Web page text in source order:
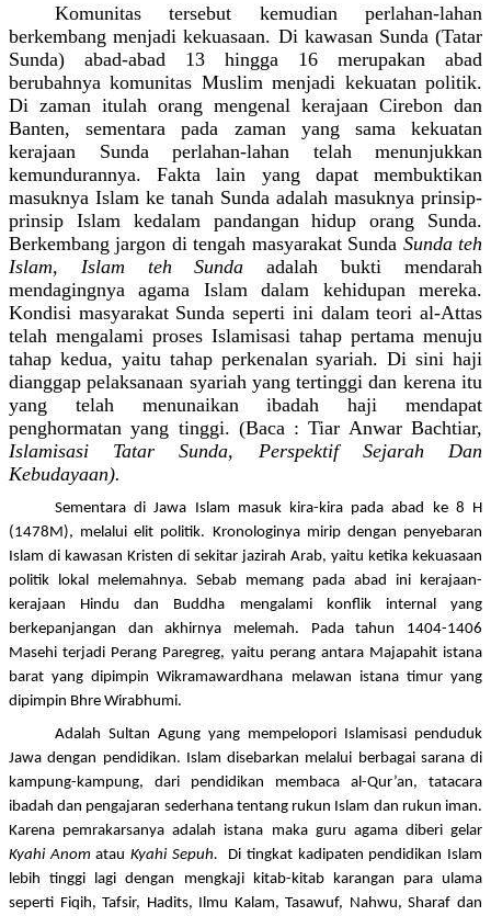
Komunitas tersebut kemudian perlahan-lahan
berkembang menjadi kekuasaan. Di kawasan Sunda (Tatar
Sunda) abad-abad 13 hingga 16 merupakan abad
berubahnya komunitas Muslim menjadi kekuatan politik.
Di zaman itulah orang mengenal kerajaan Cirebon dan
Banten, sementara pada zaman yang sama kekuatan
kerajaan Sunda perlahan-lahan telah menunjukkan
kemundurannya. Fakta lain yang dapat membuktikan
masuknya Islam ke tanah Sunda adalah masuknya prinsip-
prinsip Islam kedalam pandangan hidup orang Sunda.
Berkembang jargon di tengah masyarakat Sunda Sunda teh
Islam, Islam teh Sunda adalah bukti mendarah
mendagingnya agama Islam dalam kehidupan mereka.
Kondisi masyarakat Sunda seperti ini dalam teori al-Attas
telah mengalami proses Islamisasi tahap pertama menuju
tahap kedua, yaitu tahap perkenalan syariah. Di sini haji
dianggap pelaksanaan syariah yang tertinggi dan kerena itu
yang telah menunaikan ibadah haji mendapat
penghormatan yang tinggi. (Baca : Tiar Anwar Bachtiar,
Islamisasi Tatar Sunda, Perspektif Sejarah Dan
Kebudayaan).
Sementara di Jawa Islam masuk kira-kira pada abad ke 8 H
(1478M), melalui elit politik. Kronologinya mirip dengan penyebaran
Islam di kawasan Kristen di sekitar jazirah Arab, yaitu ketika kekuasaan
politik lokal melemahnya. Sebab memang pada abad ini
kerajaan-
kerajaan Hindu dan Buddha mengalami konflik internal yang
berkepanjangan dan akhirnya melemah. Padatahun 1404-1406
Masehi terjadi Perang Paregreg, yaitu perang antaraMajapahit istana
barat yang dipimpin Wikramawardhana melawan istana timur yang
dipimpin Bhre Wirabhumi.
Adalah Sultan Agung yang mempelopori Islamisasi penduduk
Jawa dengan pendidikan. Islam disebarkan melalui berbagai sarana di
kampung-kampung, dari pendidikan membaca al-Qur’an, tatacara
ibadah dan pengajaran sederhana tentang rukun Islam dan rukun iman.
Karena pemrakarsanya adalah istana maka guru agama diberi gelar
Kyahi Anom atauKyahi Sepuh.
Di tingkat kadipaten pendidikan Islam
lebih tinggi lagi dengan mengkaji kitab-kitab karangan para ulama
seperti Fiqih, Tafsir, Hadits, Ilmu Kalam, Tasawuf, Nahwu, Sharaf dan